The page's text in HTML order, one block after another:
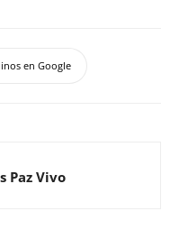
en Google
Paz Vivo